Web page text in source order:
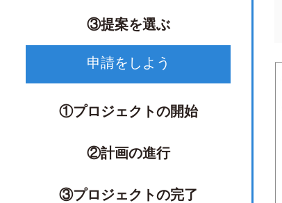
③提案を選ぶ
申請をしよう
①プロジェクトの開始
②計画の進行
③プロジェクトの完了